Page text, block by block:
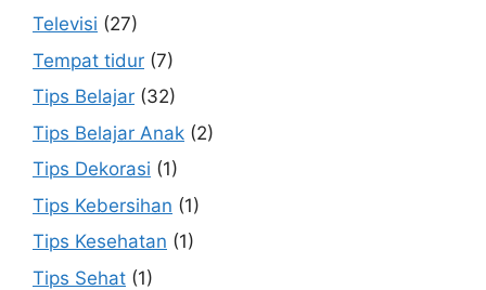
Televisi (27)
Tempat tidur (7)
Tips Belajar (32)
Tips Belajar Anak (2)
Tips Dekorasi (1)
Tips Kebersihan (1)
Tips Kesehatan (1)
Tips Sehat (1)